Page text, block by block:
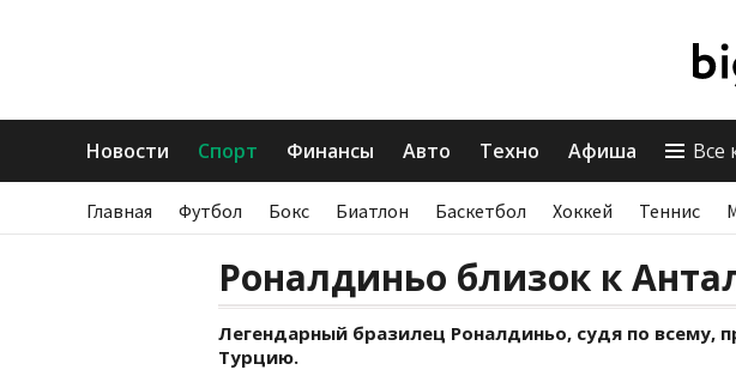
Новости Спорт Финансы Авто Техно Афиша Все
Главная Футбол Бокс Биатлон Баскетбол Хоккей Теннис
Роналдиньо близок к
Легендарный бразилец Роналдиньо, судя по всему,
Турцию.